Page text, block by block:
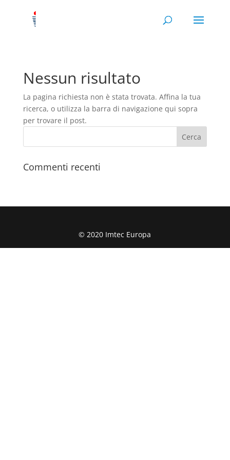
Nessun risultato
La pagina richiesta non è stata trovata. Affina la tua
ricerca, o utilizza la barra di navigazione qui sopra
per trovare il post.
Commenti recenti
© 2020 Imtec Europa